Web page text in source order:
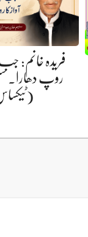
فریدہ خانم:
روپ دھارا.